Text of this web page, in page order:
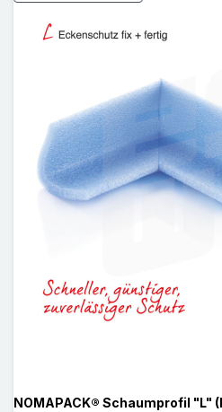
NOMAPACK® Schaumprofil "L"